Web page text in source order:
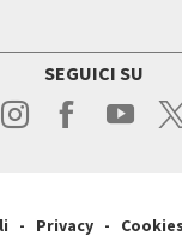
SEGUICI SU
Privacy Cookies